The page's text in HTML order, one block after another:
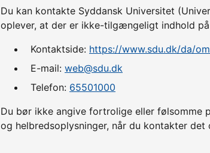
Du kan kontakte Syddansk Universitet
oplever, at der er ikke-tilgængeligt indhold
Kontaktside: https://www.sdu.dk/da/
E-mail: web@sdu.dk
Telefon: 65501000
Du bør ikke angive fortrolige eller følsomme
og helbredsoplysninger, når du kontakter det